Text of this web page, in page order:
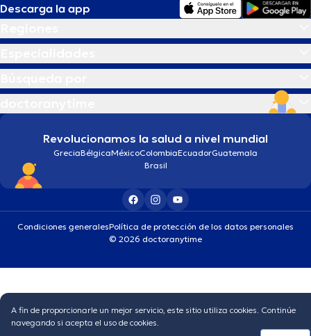
Descarga la app
Revolucionamos la salud a nivel mundial
GreciaBélgicaMéxicoColombiaEcuadorGuatemala
Brasil
Condiciones generalesPolítica de protección de los datos personales
© 2026 doctoranytime
A fin de proporcionarle un mejor servicio, este sitio utiliza cookies. Continúe
navegando si acepta el uso de cookies.